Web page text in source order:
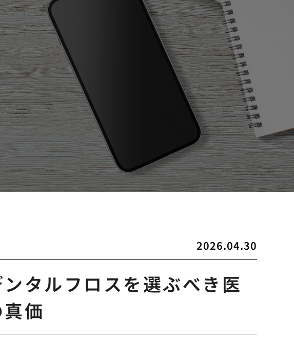
2026.04.30
タルフロスを選ぶべき医
価